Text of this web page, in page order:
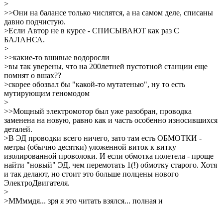
>
>>Они на балансе только числятся, а на самом деле, списаны
давно подчистую.
>Если Автор не в курсе - СПИСЫВАЮТ как раз С
БАЛАНСА.
>
>>какие-то вшивые водоросли
>вы так уверены, что на 200летней пустотной станции еще
помнят о вшах??
>скорее обозвал бы "какой-то мутатенью", ну то есть
мутирующим геномодом
>
>>Мощный электромотор был уже разобран, проводка
заменена на новую, равно как и часть особенно износившихся
деталей.
>В ЭД проводки всего ничего, зато там есть ОБМОТКИ -
метры (обычно десятки) уложенной виток к витку
изолированной проволоки. И если обмотка полетела - проще
найти "новый" ЭД, чем перемотать 1(!) обмотку старого. Хотя
и так делают, но стоит это больше полцены нового
ЭлектроДвигателя.
>
>ММммдя... зря я это читать взялся... полная и